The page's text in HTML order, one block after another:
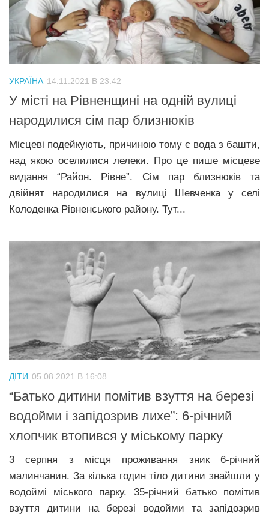
УКРАЇНА 14.11.2021 В 23:42
У місті на Рівненщині на одній вулиці
народилися сім пар близнюків
Місцеві подейкують, причиною тому є вода з башти,
над якою оселилися лелеки. Про це пише місцеве
видання “Район. Рівне”. Сім пар близнюків та
двійнят народилися на вулиці Шевченка у селі
Колоденка Рівненського району. Тут...
ДІТИ 05.08.2021 В 16:08
“Батько дитини помітив взуття на березі
водойми і запідозрив лихе”: 6-річний
хлопчик втопився у міському парку
3 серпня з місця проживання зник 6-річний
малинчанин. За кілька годин тіло дитини знайшли у
водоймі міського парку. 35-річний батько помітив
взуття дитини на березі водойми та запідозрив